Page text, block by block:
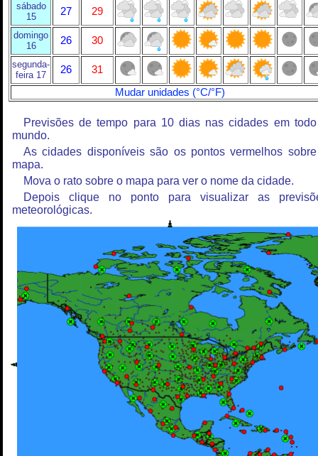
sábado
15
27 29
domingo
16
26 30
segunda-
feira 17
26
31
Mudar unidades (°C/°F)
Previsões de tempo para 10 dias nas cidades em
mundo.
As cidades disponíveis são os pontos vermelhos
mapa.
Mova o rato sobre o mapa para ver o nome da cidade.
Depois clique no ponto para visualizar as
meteorológicas.